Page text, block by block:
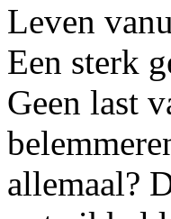
Leven
Een sterk
Geen last
allemaal?